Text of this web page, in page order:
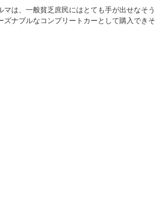
は、一般貧乏庶民にはとても手が出せなそう
ナブルなコンプリートカーとして購入できそ